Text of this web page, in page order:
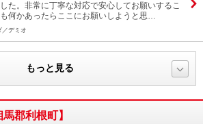
た。非常に丁寧な対応で安心してお願いするこ
何かあったらここにお願いしようと思…
／デミオ
もっと見る
郡利根町】